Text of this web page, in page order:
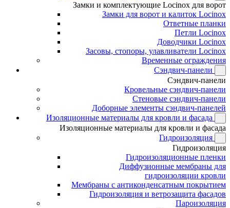
Замки и комплектующие Locinox для ворот
Замки для ворот и калиток Locinox
Ответные планки
Петли Locinox
Доводчики Locinox
Засовы, стопоры, улавливатели Locinox
Временные ограждения
Сэндвич-панели
Сэндвич-панели
Кровельные сэндвич-панели
Стеновые сэндвич-панели
Доборные элементы сэндвич-панелей
Изоляционные материалы для кровли и фасада
Изоляционные материалы для кровли и фасада
Гидроизоляция
Гидроизоляция
Гидроизоляционные пленки
Диффузионные мембраны для
гидроизоляции кровли
Мембраны с антиконденсатным покрытием
Гидроизоляция и ветрозащита фасадов
Пароизоляция